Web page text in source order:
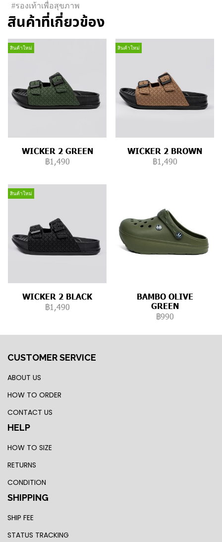
#รองเท้าเพื่อสุขภาพ
สินค้าที่เกี่ยวข้อง
สินค้าใหม่
WICKER 2 GREEN
฿1,490
สินค้าใหม่
WICKER 2 BROWN
฿1,490
สินค้าใหม่
WICKER 2 BLACK
฿1,490
BAMBO OLIVE
GREEN
฿990
CUSTOMER SERVICE
ABOUT US
HOW TO ORDER
CONTACT US
HELP
HOW TO SIZE
RETURNS
CONDITION
SHIPPING
SHIP FEE
STATUS TRACKING